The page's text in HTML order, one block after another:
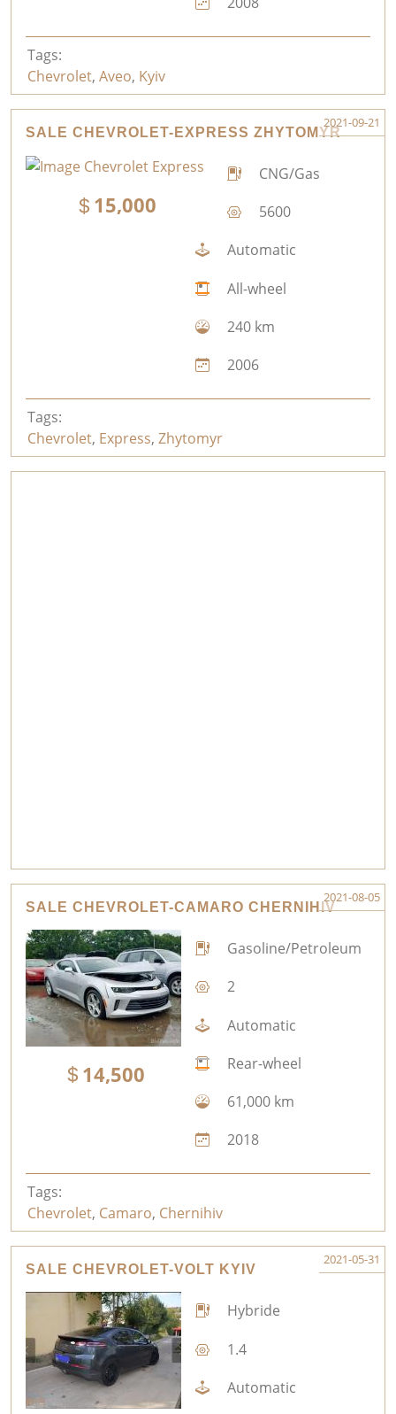
Tags:
Chevrolet, Aveo, Kyiv
SALE CHEVROLET-EXPRESS ZHYTOMYR
2021-09-21
15,000
CNG/Gas
5600
Automatic
All-wheel
240 km
2006
Tags:
Chevrolet, Express, Zhytomyr
SALE CHEVROLET-CAMARO CHERNIHIV
2021-08-05
14,500
Gasoline/Petroleum
2
Automatic
Rear-wheel
61,000 km
2018
Tags:
Chevrolet, Camaro, Chernihiv
SALE CHEVROLET-VOLT KYIV
2021-05-31
Hybride
1.4
Automatic